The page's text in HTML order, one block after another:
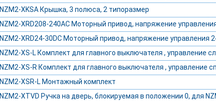
NZM2-XKSA Крышка, 3 полюса, 2 типоразмер
NZM2-XRD208-240AC Моторный привод, напряжение
NZM2-XRD24-30DC Моторный привод, напряжение управления
NZM2-XS-L Комплект для главного выключателя , управление
NZM2-XS-R Комплект для главного выключателя , управление
NZM2-XSR-L Монтажный комплект
NZM2-XTVD Ручка на дверь, блокируемая в положении 0, для